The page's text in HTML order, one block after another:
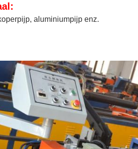
je snel terug!
aluminiumpijp enz.